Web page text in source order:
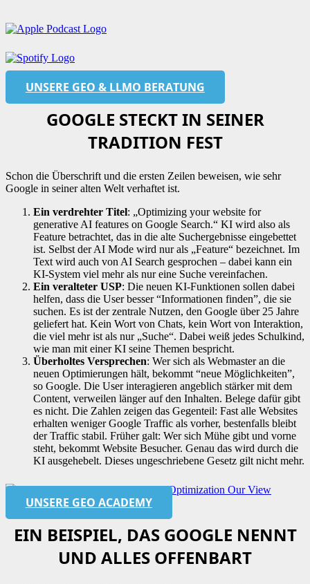
UNSERE GEO & LLMO BERATUNG
GOOGLE STECKT IN SEINER
TRADITION FEST
Schon die Überschrift und die ersten Zeilen beweisen, wie sehr
Google in seiner alten Welt verhaftet ist.
Ein verdrehter Titel: „Optimizing your website for
generative AI features on Google Search.“ KI wird also als
Feature betrachtet, das in die alte Suchergebnisse eingebettet
ist. Selbst der AI Mode wird nur als „Feature“ bezeichnet. Im
Text wird auch von AI Search gesprochen – dabei kann ein
KI-System viel mehr als nur eine Suche vereinfachen.
Ein veralteter USP: Die neuen KI-Funktionen sollen dabei
helfen, dass die User besser “Informationen finden”, die sie
suchen. Es ist der zentrale Nutzen, den Google über 25 Jahre
geliefert hat. Kein Wort von Chats, kein Wort von Interaktion,
die viel mehr ist als nur „Suche“. Dabei weiß jedes Schulkind,
wie man mit einer KI seine Themen bespricht.
Überholtes Versprechen: Wer sich als Webmaster an die
neuen Optimierungen hält, bekommt “neue Möglichkeiten”,
so Google. Die User interagieren angeblich stärker mit dem
Content, verweilen länger auf den Inhalten. Belege dafür gibt
es nicht. Die Zahlen zeigen das Gegenteil: Fast alle Websites
erhalten weniger Google Traffic als vorher, bestenfalls bleibt
der Traffic stabil. Früher galt: Wer sich Mühe gibt und vorne
steht, bekommt Website Besucher. Genau das wird durch die
KI ausgehebelt. Dieses ungeschriebene Gesetz gilt nicht mehr.
UNSERE GEO ACADEMY
EIN BEISPIEL, DAS GOOGLE NENNT
UND ALLES OFFENBART